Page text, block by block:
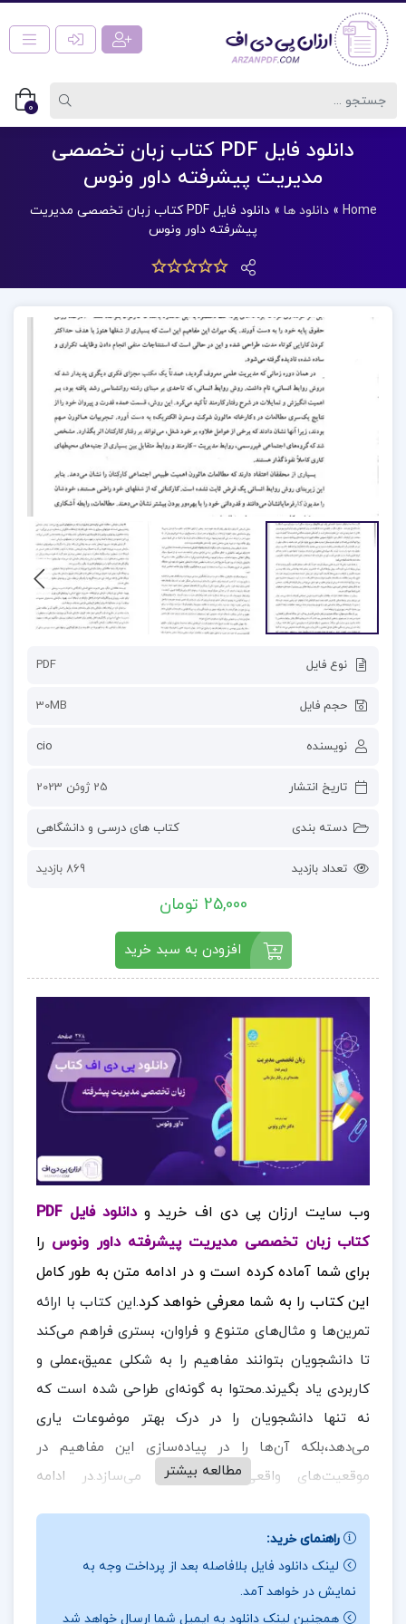
0
دانلود فایل PDF کتاب زبان تخصصی
مدیریت پیشرفته داور ونوس
Home
»دانلود ها »
دانلود فایل PDF کتاب زبان تخصصی مدیریت
پیشرفته داور ونوس
نوع فایل PDF
حجم فایل 30MB
نویسنده cio
تاریخ انتشار 25 ژوئن 2023
دسته بندی کتاب های درسی و دانشگاهی
تعداد بازدید 869 بازدید
25,000 تومان
افزودن به سبد خرید
وب سایت ارزان پی دی اف خرید و
دانلود فایل PDF
کتاب زبان تخصصی مدیریت پیشرفته داور ونوس را
برای شما آماده کرده است و در ادامه متن به طور کامل
این کتاب را به شما معرفی خواهد کرد.این کتاب با ارائه
تمرین‌ها و مثال‌های متنوع و فراوان، بستری فراهم می‌کند
تا دانشجویان بتوانند مفاهیم را به شکلی عمیق،عملی و
کاربردی یاد بگیرند.محتوا به گونه‌ای طراحی شده است که
نه تنها دانشجویان را در درک بهتر موضوعات یاری
می‌دهد،بلکه آن‌ها را در پیاده‌سازی این مفاهیم در
موقعیت‌های واقعی نیز توانمند می‌سازد.در ادامه
نقد و بررسی کتاب زبان تخصصی مدیریت پیشرفته
داور ونوس:
مطالعه بیشتر
راهنمای خرید:
لینک دانلود فایل بلافاصله بعد از پرداخت وجه به
نمایش در خواهد آمد.
همچنین لینک دانلود به ایمیل شما ارسال خواهد شد